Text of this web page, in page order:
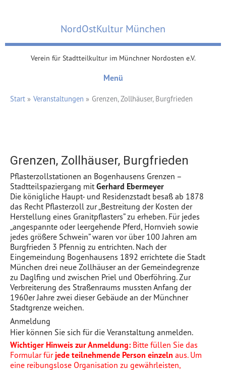
NordOstKultur München
Verein für Stadtteilkultur im Münchner Nordosten e.V.
Menü
Start Veranstaltungen Grenzen, Zollhäuser, Burgfrieden
Grenzen, Zollhäuser, Burgfrieden
Pflasterzollstationen an Bogenhausens Grenzen –
Stadtteilspaziergang mit Gerhard Ebermeyer
Die königliche Haupt- und Residenzstadt besaß ab 1878
das Recht Pflasterzoll zur „Bestreitung der Kosten der
Herstellung eines Granitpflasters” zu erheben. Für jedes
„angespannte oder leergehende Pferd, Hornvieh sowie
jedes größere Schwein” waren vor über 100 Jahren am
Burgfrieden 3 Pfennig zu entrichten. Nach der
Eingemeindung Bogenhausens 1892 errichtete die Stadt
München drei neue Zollhäuser an der Gemeindegrenze
zu Daglfing und zwischen Priel und Oberföhring. Zur
Verbreiterung des Straßenraums mussten Anfang der
1960er Jahre zwei dieser Gebäude an der Münchner
Stadtgrenze weichen.
Anmeldung
Hier können Sie sich für die Veranstaltung anmelden.
Wichtiger Hinweis zur Anmeldung: Bitte füllen Sie das
Formular für jede teilnehmende Person einzeln aus. Um
eine reibungslose Organisation zu gewährleisten,